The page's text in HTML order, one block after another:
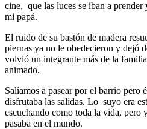
cine, que las luces se iban a
mi papá.
El ruido de su bastón de madera
piernas ya no le obedecieron y dejó
volvió un integrante más de la
animado.
Salíamos a pasear por el barrio pero
disfrutaba las salidas. Lo suyo era
escuchando como toda la vida, pero
pasaba en el mundo.